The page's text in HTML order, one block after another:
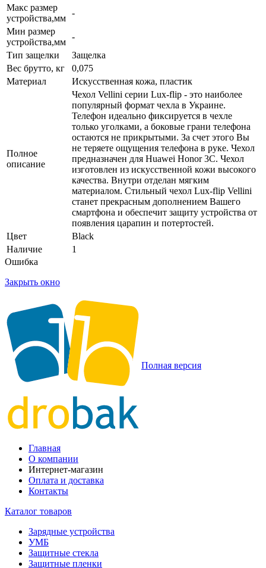
Макс размер
устройства,мм
-
Мин размер
устройства,мм
-
Тип защелки
Защелка
Вес брутто, кг
0,075
Материал
Искусственная кожа, пластик
Полное
описание
Чехол Vellini серии Lux-flip - это наиболее
популярный формат чехла в Украине.
Телефон идеально фиксируется в чехле
только уголками, а боковые грани телефона
остаются не прикрытыми. За счет этого Вы
не теряете ощущения телефона в руке. Чехол
предназначен для Huawei Honor 3C. Чехол
изготовлен из искусственной кожи высокого
качества. Внутри отделан мягким
материалом. Стильный чехол Lux-flip Vellini
станет прекрасным дополнением Вашего
смартфона и обеспечит защиту устройства от
появления царапин и потертостей.
Цвет
Black
Наличие
1
Ошибка
Закрыть окно
Полная версия
Главная
О компании
Интернет-магазин
Оплата и доставка
Контакты
Каталог товаров
Зарядные устройства
УМБ
Защитные стекла
Защитные пленки